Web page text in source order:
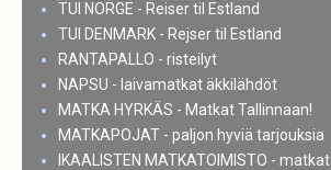
TUI NORGE - Reiser til Estland
TUI DENMARK - Rejser til Estland
RANTAPALLO - risteilyt
NAPSU - laivamatkat äkkilähdöt
MATKA HYRKÄS - Matkat Tallinnaan!
MATKAPOJAT - paljon hyviä tarjouksia
IKAALISTEN MATKATOIMISTO - matkat